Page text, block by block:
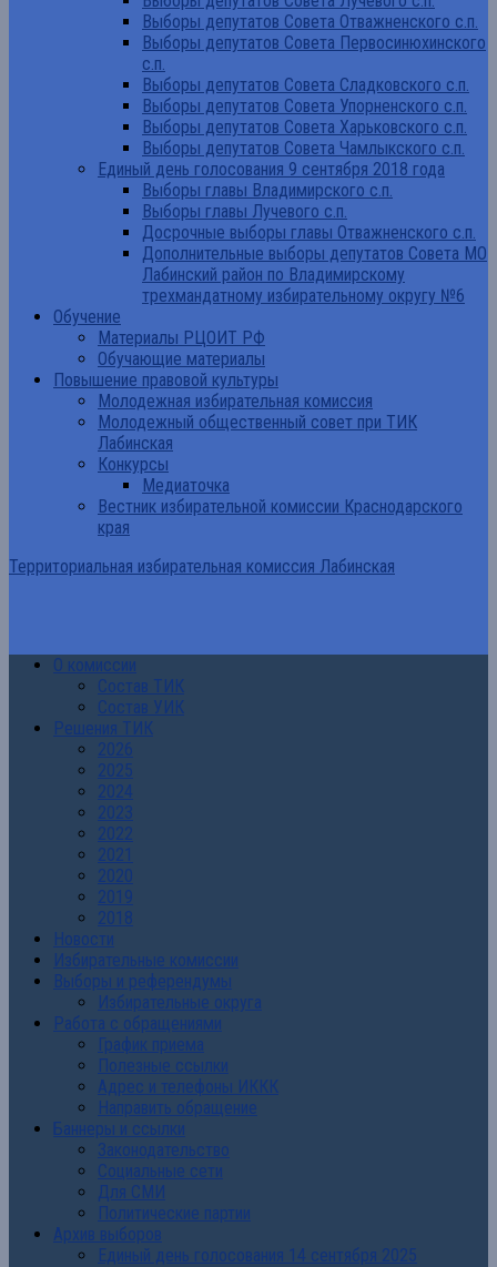
Выборы депутатов Совета Отважненского с.п.
Выборы депутатов Совета Первосинюхинского
с.п.
Выборы депутатов Совета Сладковского с.п.
Выборы депутатов Совета Упорненского с.п.
Выборы депутатов Совета Харьковского с.п.
Выборы депутатов Совета Чамлыкского с.п.
Единый день голосования 9 сентября 2018 года
Выборы главы Владимирского с.п.
Выборы главы Лучевого с.п.
Досрочные выборы главы Отважненского с.п.
Дополнительные выборы депутатов Совета МО
Лабинский район по Владимирскому
трехмандатному избирательному округу №6
Обучение
Материалы РЦОИТ РФ
Обучающие материалы
Повышение правовой культуры
Молодежная избирательная комиссия
Молодежный общественный совет при ТИК
Лабинская
Конкурсы
Медиаточка
Вестник избирательной комиссии Краснодарского
края
Территориальная избирательная комиссия Лабинская
О комиссии
Состав ТИК
Состав УИК
Решения ТИК
2026
2025
2024
2023
2022
2021
2020
2019
2018
Новости
Избирательные комиссии
Выборы и референдумы
Избирательные округа
Работа с обращениями
График приема
Полезные ссылки
Адрес и телефоны ИККК
Направить обращение
Баннеры и ссылки
Законодательство
Социальные сети
Для СМИ
Политические партии
Архив выборов
Единый день голосования 14 сентября 2025